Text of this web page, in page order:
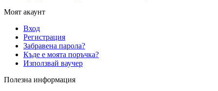
Моят акаунт
Вход
Регистрация
Забравена парола?
Къде е моята поръчка?
Използвай ваучер
Полезна информация